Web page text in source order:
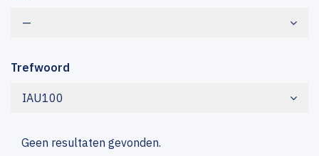
—
Trefwoord
IAU100
Geen resultaten gevonden.